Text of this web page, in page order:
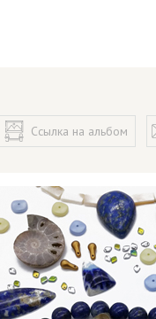
Ссылка на альбом